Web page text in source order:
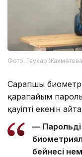
Фото: Гаухар
Сарапшы
қарапайым
қауіпті екенін
— Парольді
бейнесі